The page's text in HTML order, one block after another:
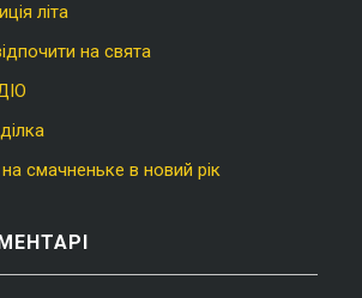
літа
на свята
смачненьке в новий рік